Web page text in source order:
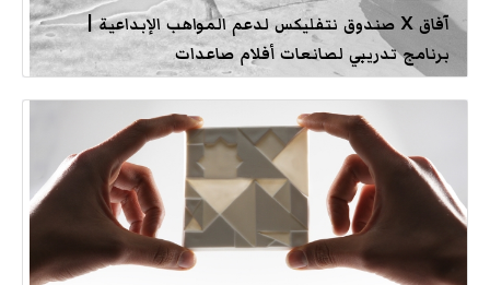
آفاق X صندوق نتفليكس لدعم المواهب الإبداعية |
برنامج تدريبي لصانعات أفلام صاعدات